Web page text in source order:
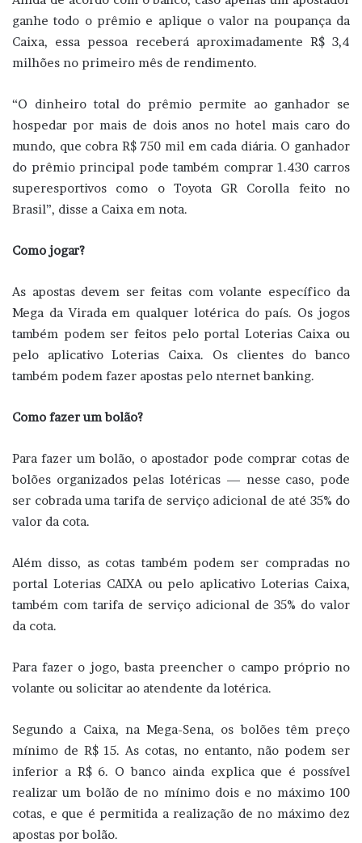
ganhe todo o prêmio e aplique o valor na poupança da
Caixa, essa pessoa receberá aproximadamente R$ 3,4
milhões no primeiro mês de rendimento.
“O dinheiro total do prêmio permite ao ganhador se
hospedar por mais de dois anos no hotel mais caro do
mundo, que cobra R$ 750 mil em cada diária. O ganhador
do prêmio principal pode também comprar 1.430 carros
superesportivos como o Toyota GR Corolla feito no
Brasil”, disse a Caixa em nota.
Como jogar?
As apostas devem ser feitas com volante específico da
Mega da Virada em qualquer lotérica do país. Os jogos
também podem ser feitos pelo portal Loterias Caixa ou
pelo aplicativo Loterias Caixa. Os clientes do banco
também podem fazer apostas pelo nternet banking.
Como fazer um bolão?
Para fazer um bolão, o apostador pode comprar cotas de
bolões organizados pelas lotéricas — nesse caso, pode
ser cobrada uma tarifa de serviço adicional de até 35% do
valor da cota.
Além disso, as cotas também podem ser compradas no
portal Loterias CAIXA ou pelo aplicativo Loterias Caixa,
também com tarifa de serviço adicional de 35% do valor
da cota.
Para fazer o jogo, basta preencher o campo próprio no
volante ou solicitar ao atendente da lotérica.
Segundo a Caixa, na Mega-Sena, os bolões têm preço
mínimo de R$ 15. As cotas, no entanto, não podem ser
inferior a R$ 6. O banco ainda explica que é possível
realizar um bolão de no mínimo dois e no máximo 100
cotas, e que é permitida a realização de no máximo dez
apostas por bolão.